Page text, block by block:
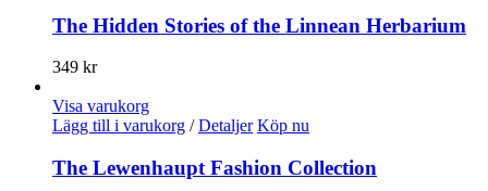
The Hidden Stories of the Linnean Herbarium
349 kr
Visa varukorg
Lägg till i varukorg / Detaljer Köp nu
The Lewenhaupt Fashion Collection